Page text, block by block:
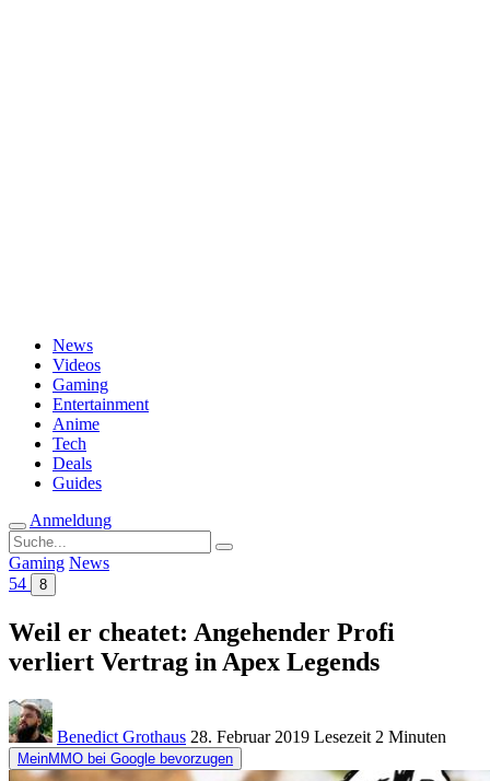
News
Videos
Gaming
Entertainment
Anime
Tech
Deals
Guides
Anmeldung
Suche
nach:
Gaming News
54
8
Weil er cheatet: Angehender Profi
verliert Vertrag in Apex Legends
Benedict Grothaus 28. Februar 2019 Lesezeit 2 Minuten
MeinMMO bei Google bevorzugen